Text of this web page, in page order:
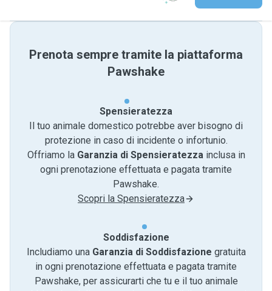
Prenota sempre tramite la piattaforma
Pawshake
Spensieratezza
Il tuo animale domestico potrebbe aver bisogno di
protezione in caso di incidente o infortunio.
Offriamo la Garanzia di Spensieratezzainclusa in
ogni prenotazione effettuata e pagata tramite
Pawshake.
Scopri la Spensieratezza
Soddisfazione
Includiamo una Garanzia di Soddisfazione gratuita
in ogni prenotazione effettuata e pagata tramite
Pawshake, per assicurarti che tu e il tuo animale